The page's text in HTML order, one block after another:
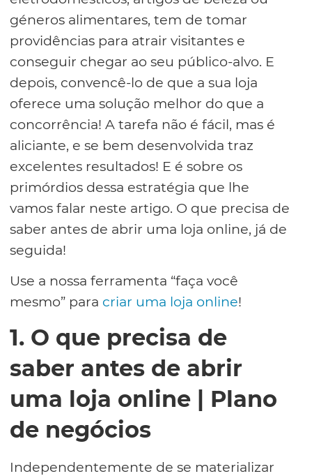
géneros alimentares, tem de tomar
providências para atrair visitantes e
conseguir chegar ao seu público-alvo. E
depois, convencê-lo de que a sua loja
oferece uma solução melhor do que a
concorrência! A tarefa não é fácil, mas é
aliciante, e se bem desenvolvida traz
excelentes resultados! E é sobre os
primórdios dessa estratégia que lhe
vamos falar neste artigo. O que precisa de
saber antes de abrir uma loja online, já de
seguida!
Use a nossa ferramenta “faça você
mesmo” para criar uma loja online!
1. O que precisa de
saber antes de abrir
uma loja online | Plano
de negócios
Independentemente de se materializar